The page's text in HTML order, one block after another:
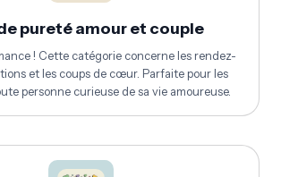
pureté amour et couple
! Cette catégorie concerne les rendez-
et les coups de cœur. Parfaite pour les
personne curieuse de sa vie amoureuse.